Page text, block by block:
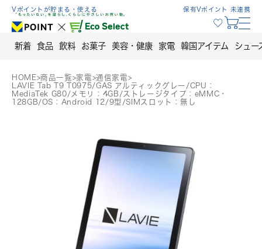
Skip
content
Vポイントが貯まる・使える 保有Vポイント 未連携
新着 食品 飲料 お菓子 美容・健康 家電 韓国アイテム シュー
HOME>商品一覧>家電>通信家電>
LAVIE Tab T9 T0975/GAS アルティックグレー/CPU：
MediaTek G80/メモリ：4GB/ストレージタイプ：eMMC・
128GB/OS：Android 12/9型/SIMスロット：無し